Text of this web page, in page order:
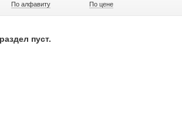
По алфавиту По цене
пуст.